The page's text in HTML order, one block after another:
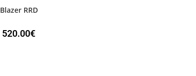
Blazer RRD
520.00€